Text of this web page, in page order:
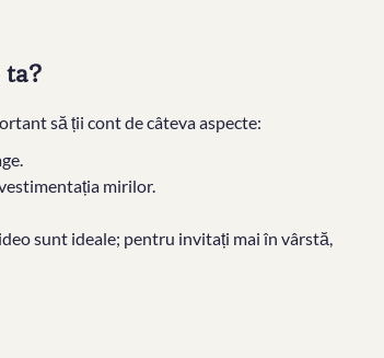
să ții cont de câteva aspecte:
mirilor.
sunt ideale; pentru invitați mai în vârstă,